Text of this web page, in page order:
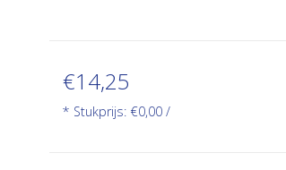
€14,25
* Stukprijs: €0,00 /